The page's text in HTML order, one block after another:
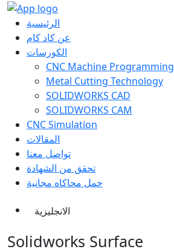
الرئيسية
عن كاد كام
الكورسات
CNC Machine Programming
Metal Cutting Technology
SOLIDWORKS CAD
SOLIDWORKS CAM
CNC Simulation
المقالات
تواصل معنا
تحقق من الشهادة
حمل محاكاه مجانية
الانجليزية
Solidworks Surface